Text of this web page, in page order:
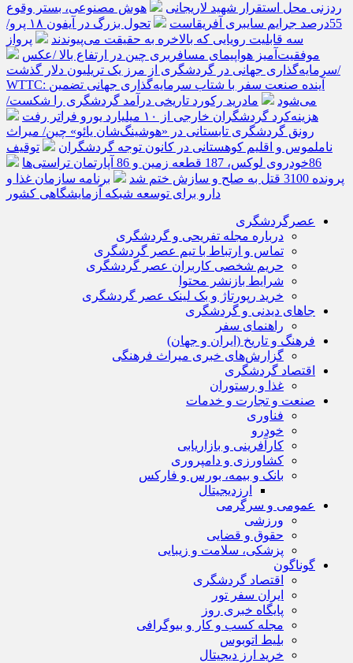
ردزنی محل استقرار شهید لاریجانی
هوش مصنوعی، بستر وقوع
55درصد جرایم سایبری آفریقاست
تحول بزرگ در آیفون ۱۸ پرو/
سه قابلیت رویایی که بالاخره به حقیقت می‌پیوندند
پرواز
موفقیت‌آمیز هواپیمای مسافربری چین در ارتفاع بالا /عکس
سرمایه‌گذاری جهانی در گردشگری از مرز یک تریلیون دلار گذشت/
WTTC: آینده صنعت سفر با شتاب سرمایه‌گذاری جهانی تضمین
می‌شود
مادرید رکورد تاریخی درآمد گردشگری را شکست/
هزینه‌کرد گردشگران خارجی از ۱۰ میلیارد یورو فراتر رفت
رونق گردشگری تابستانی در «هوشینگ‌شان یائو» چین/ میراث
ناملموس و اقلیم کوهستانی در کانون توجه گردشگران
توقیف
86خودروی لوکس، 187 قطعه زمین و 86 آپارتمان تراستی‌ها
پرونده 3100 قتل به صلح و سازش ختم شد
برنامه سازمان غذا و
دارو برای توسعه شبکه آزمایشگاهی کشور
عصرگردشگری
درباره مجله تفریحی و گردشگری
تماس و ارتباط با تیم عصر گردشگری
حریم شخصی کاربران عصر گردشگری
شرایط بازنشر محتوا
خرید رپورتاژ و بک لینک عصر گردشگری
جاهای دیدنی و گردشگری
راهنمای سفر
فرهنگ و تاریخ (ایران و جهان)
گزارش‌های خبری میراث فرهنگی
اقتصاد گردشگری
غذا و رستوران
صنعت و تجارت و خدمات
فناوری
خودرو
کارآفرینی و بازاریابی
کشاورزی و دامپروری
بانک و بیمه، بورس و فارکس
ارزدیجیتال
عمومی و سرگرمی
ورزشی
حقوق و قضایی
پزشکی، سلامت و زیبایی
گوناگون
اقتصاد گردشگری
ایران سفر تور
پایگاه خبری روز
مجله کسب و کار و بیوگرافی
بلیط اتوبوس
خرید ارز دیجیتال